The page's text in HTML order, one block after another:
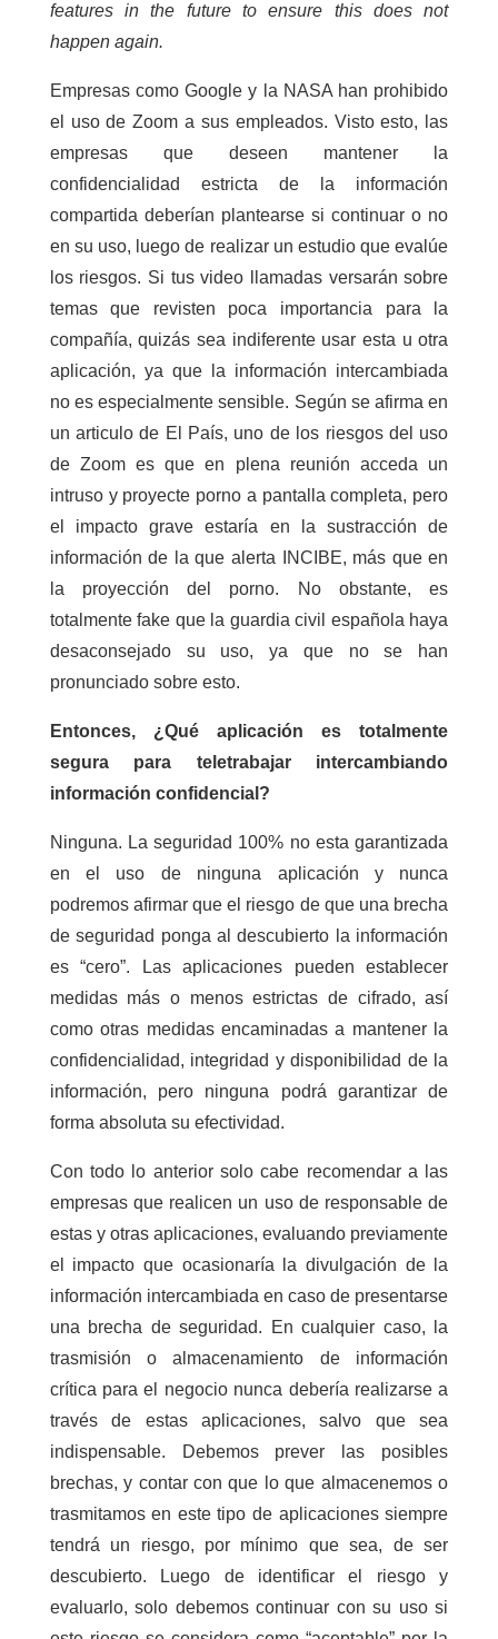
features in the future to ensure this does not
happen again.
Empresas como Google y la NASA han prohibido
el uso de Zoom a sus empleados. Visto esto, las
empresas que deseen mantener la
confidencialidad estricta de la información
compartida deberían plantearse si continuar o no
en su uso, luego de realizar un estudio que evalúe
los riesgos. Si tus video llamadas versarán sobre
temas que revisten poca importancia para la
compañía, quizás sea indiferente usar esta u otra
aplicación, ya que la información intercambiada
no es especialmente sensible. Según se afirma en
un articulo de El País, uno de los riesgos del uso
de Zoom es que en plena reunión acceda un
intruso y proyecte porno a pantalla completa, pero
el impacto grave estaría en la sustracción de
información de la que alerta INCIBE, más que en
la proyección del porno. No obstante, es
totalmente fake que la guardia civil española haya
desaconsejado su uso, ya que no se han
pronunciado sobre esto.
Entonces, ¿Qué aplicación es totalmente
segura para teletrabajar intercambiando
información confidencial?
Ninguna. La seguridad 100% no esta garantizada
en el uso de ninguna aplicación y nunca
podremos afirmar que el riesgo de que una brecha
de seguridad ponga al descubierto la información
es “cero”. Las aplicaciones pueden establecer
medidas más o menos estrictas de cifrado, así
como otras medidas encaminadas a mantener la
confidencialidad, integridad y disponibilidad de la
información, pero ninguna podrá garantizar de
forma absoluta su efectividad.
Con todo lo anterior solo cabe recomendar a las
empresas que realicen un uso de responsable de
estas y otras aplicaciones, evaluando previamente
el impacto que ocasionaría la divulgación de la
información intercambiada en caso de presentarse
una brecha de seguridad. En cualquier caso, la
trasmisión o almacenamiento de información
crítica para el negocio nunca debería realizarse a
través de estas aplicaciones, salvo que sea
indispensable. Debemos prever las posibles
brechas, y contar con que lo que almacenemos o
trasmitamos en este tipo de aplicaciones siempre
tendrá un riesgo, por mínimo que sea, de ser
descubierto. Luego de identificar el riesgo y
evaluarlo, solo debemos continuar con su uso si